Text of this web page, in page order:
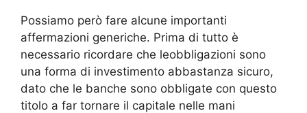
Possiamo però fare alcune importanti
affermazioni generiche. Prima di tutto è
necessario ricordare che leobbligazioni sono
una forma di investimento abbastanza sicuro,
dato che le banche sono obbligate con questo
titolo a far tornare il capitale nelle mani